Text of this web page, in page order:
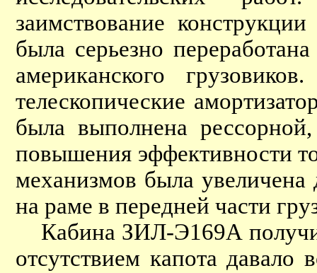
заимствование
была серьезно
американского
телескопические
была выполнена
повышения эффективности
механизмов была
на раме в передней части
Кабина ЗИЛ-Э169А
отсутствием капота